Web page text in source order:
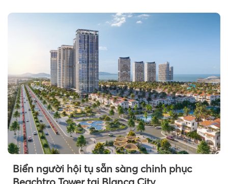
Biển người hội tụ sẵn sàng chinh phục